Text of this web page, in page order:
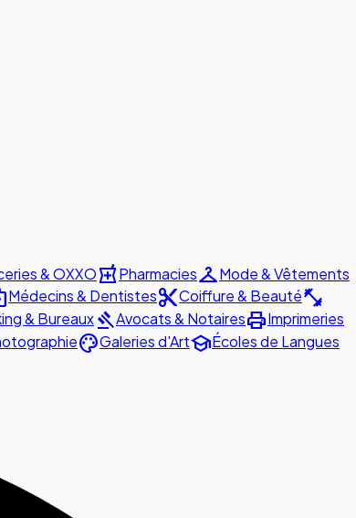
& OXXOlocal_pharmacyPharmaciescheckroomMode & Vêtements
Médecins & Dentistescontent_cutCoiffure & Beautéfitness_center
& BureauxgavelAvocats & NotairesprintImprimeries
paletteGaleries d'ArtschoolÉcoles de Langues